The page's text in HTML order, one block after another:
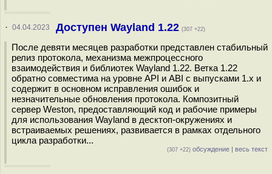
· 04.04.2023 Доступен Wayland 1.22 (307 +22)
После девяти месяцев разработки представлен стабильный
релиз протокола, механизма межпроцессного
взаимодействия и библиотек Wayland 1.22. Ветка 1.22
обратно совместима на уровне API и ABI с выпусками 1.x и
содержит в основном исправления ошибок и
незначительные обновления протокола. Композитный
сервер Weston, предоставляющий код и рабочие примеры
для использования Wayland в десктоп-окружениях и
встраиваемых решениях, развивается в рамках отдельного
цикла разработки...
(307 +22) обсуждение | весь текст